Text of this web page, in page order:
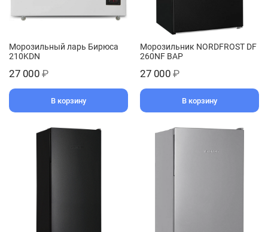
Морозильный ларь Бирюса
210KDN
27 000 ₽
В корзину
Морозильник NORDFROST DF
260NF BAP
27 000 ₽
В корзину